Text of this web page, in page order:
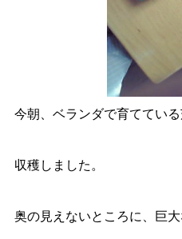
今朝、ベランダで育ててい
収穫しました。
奥の見えないところに、巨大